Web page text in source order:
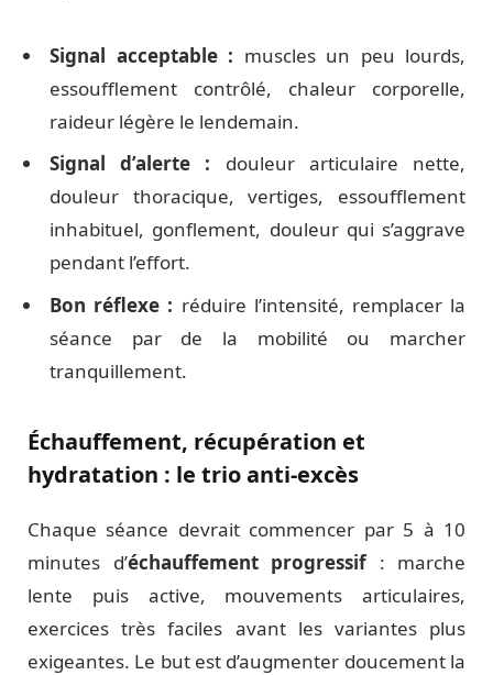
Signal acceptable : muscles un peu lourds,
essoufflement contrôlé, chaleur corporelle,
raideur légère le lendemain.
Signal d’alerte : douleur articulaire nette,
douleur thoracique, vertiges, essoufflement
inhabituel, gonflement, douleur qui s’aggrave
pendant l’effort.
Bon réflexe : réduire l’intensité, remplacer la
séance par de la mobilité ou marcher
tranquillement.
Échauffement, récupération et
hydratation : le trio anti-excès
Chaque séance devrait commencer par 5 à 10
minutes d’échauffement progressif: marche
lente puis active, mouvements articulaires,
exercices très faciles avant les variantes plus
exigeantes. Le but est d’augmenter doucement la